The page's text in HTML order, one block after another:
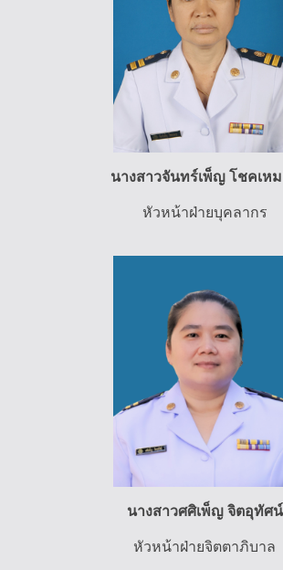
นางสาวจันทร์เพ็ญ โชคเหม
หัวหน้าฝ่ายบุคลากร
นางสาวศศิเพ็ญ จิตอุทัศน์
หัวหน้าฝ่ายจิตตาภิบาล